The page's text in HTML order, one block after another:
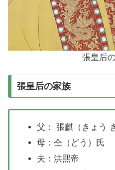
張皇后
張皇后の家族
父： 張麒（きょう
母：仝（どう）氏
夫：洪熙帝